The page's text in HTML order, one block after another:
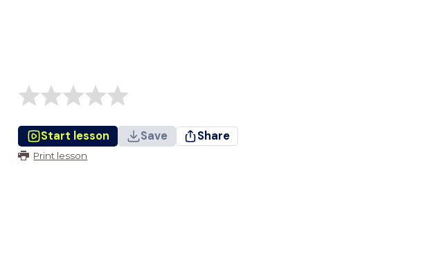
Start lesson Save Share
Print lesson